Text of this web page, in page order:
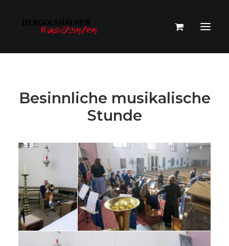
Besinnliche musikalische
Stunde